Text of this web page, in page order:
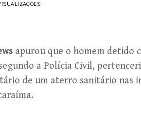
apurou que o homem detido
a Polícia Civil,
de um aterro sanitário nas